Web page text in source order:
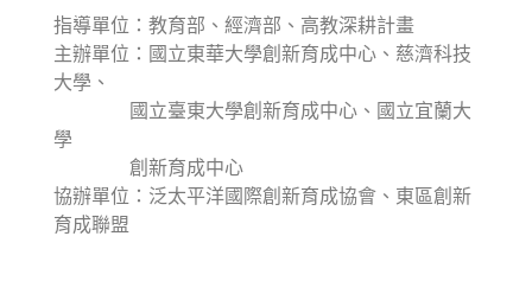
指導單位：教育部、經濟部、高教深耕計畫
主辦單位：國立東華大學創新育成中心、慈濟科技
大學、
國立臺東大學創新育成中心、國立宜蘭大
學
創新育成中心
協辦單位：泛太平洋國際創新育成協會、東區創新
育成聯盟